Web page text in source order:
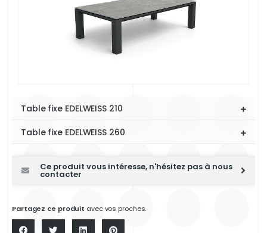
Table fixe EDELWEISS 210
Table fixe EDELWEISS 260
Ce produit vous intéresse, n'hésitez pas à nous
contacter
Partagez ce produit avec vos proches.